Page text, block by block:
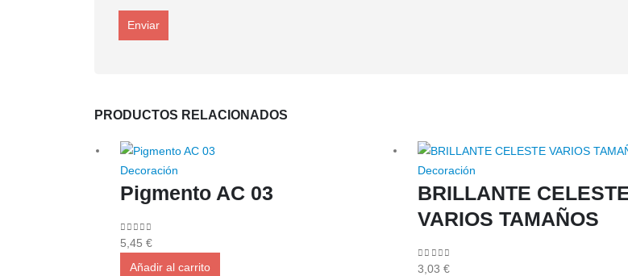
PRODUCTOS RELACIONADOS
Decoración
Pigmento AC 03
0 out of 5
5,45 €
Añadir al carrito
Decoración
BRILLANTE
VARIOS TAMAÑOS
0 out of 5
3,03€